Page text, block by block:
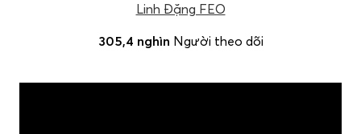
Linh Đặng FEO
305,4 nghìn Người theo dõi